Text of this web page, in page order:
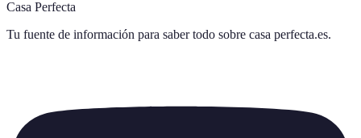
Casa Perfecta
Tu fuente de información para saber todo sobre casa perfecta.es.